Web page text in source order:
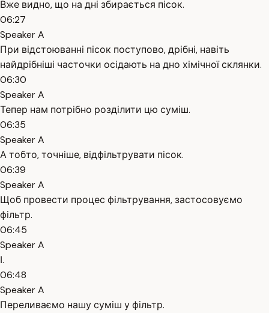
Вже видно, що на дні збирається пісок.
06:27
Speaker A
При відстоюванні пісок поступово, дрібні, навіть
найдрібніші часточки осідають на дно хімічної склянки.
06:30
Speaker A
Тепер нам потрібно розділити цю суміш.
06:35
Speaker A
А тобто, точніше, відфільтрувати пісок.
06:39
Speaker A
Щоб провести процес фільтрування, застосовуємо
фільтр.
06:45
Speaker A
І.
06:48
Speaker A
Переливаємо нашу суміш у фільтр.